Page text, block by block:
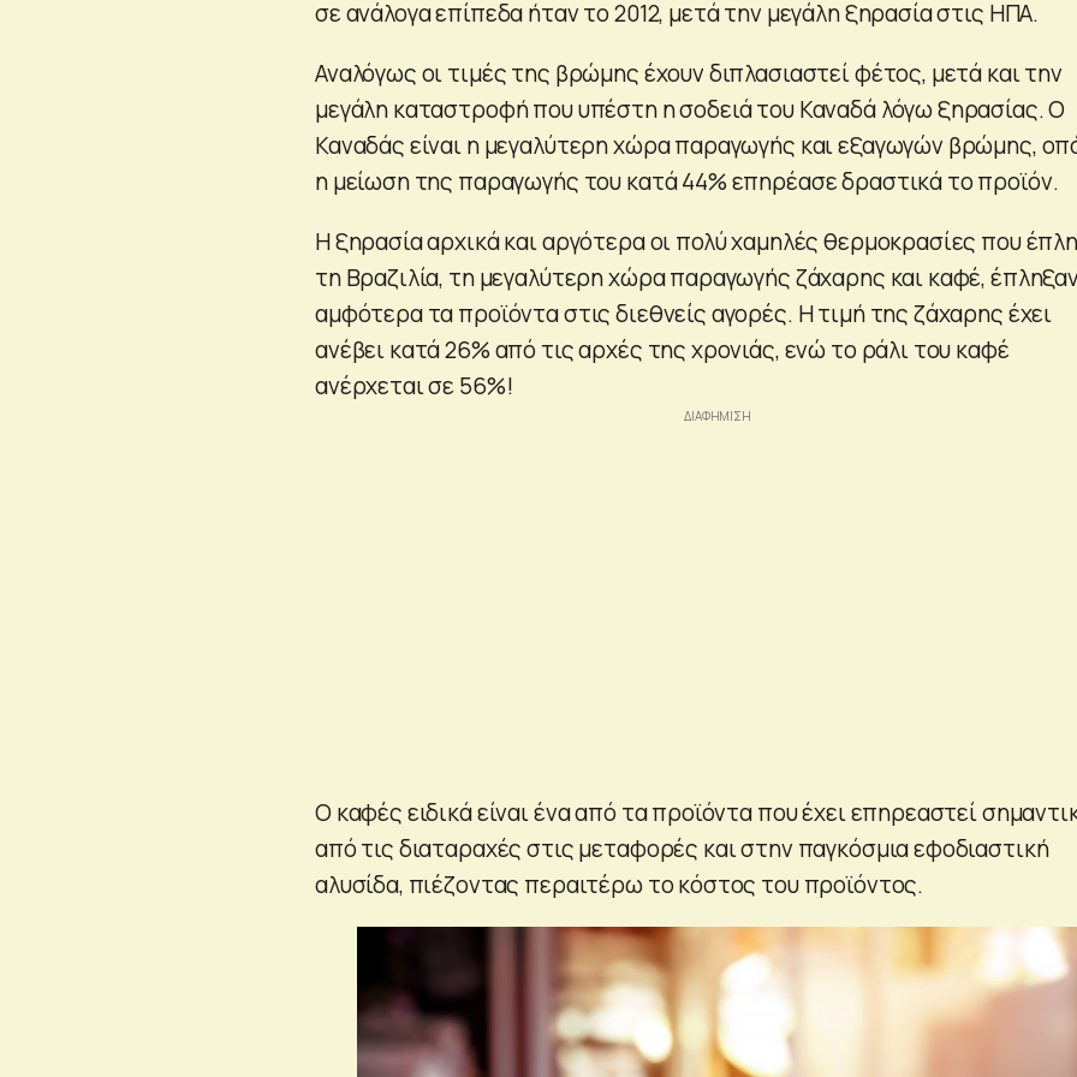
σε ανάλογα επίπεδα ήταν το 2012, μετά την μεγάλη ξηρασία στις ΗΠΑ.
Αναλόγως οι τιμές της βρώμης έχουν διπλασιαστεί φέτος, μετά και την
μεγάλη καταστροφή που υπέστη η σοδειά του Καναδά λόγω ξηρασίας. Ο
Καναδάς είναι η μεγαλύτερη χώρα παραγωγής και εξαγωγών βρώμης,
η μείωση της παραγωγής του κατά 44% επηρέασε δραστικά το προϊόν.
Η ξηρασία αρχικά και αργότερα οι πολύ χαμηλές θερμοκρασίες που
τη Βραζιλία, τη μεγαλύτερη χώρα παραγωγής ζάχαρης και καφέ, έπληξαν
αμφότερα τα προϊόντα στις διεθνείς αγορές. Η τιμή της ζάχαρης έχει
ανέβει κατά 26% από τις αρχές της χρονιάς, ενώ το ράλι του καφέ
ανέρχεται σε 56%!
Ο καφές ειδικά είναι ένα από τα προϊόντα που έχει επηρεαστεί
από τις διαταραχές στις μεταφορές και στην παγκόσμια εφοδιαστική
αλυσίδα, πιέζοντας περαιτέρω το κόστος του προϊόντος.